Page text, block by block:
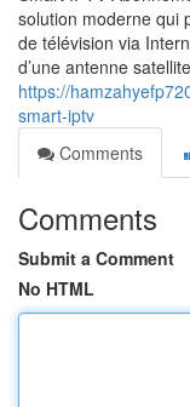
solution moderne qui
de télévision via
d’une antenne
https://
smart-iptv
Comments
Comments
Submit a Comment
No HTML